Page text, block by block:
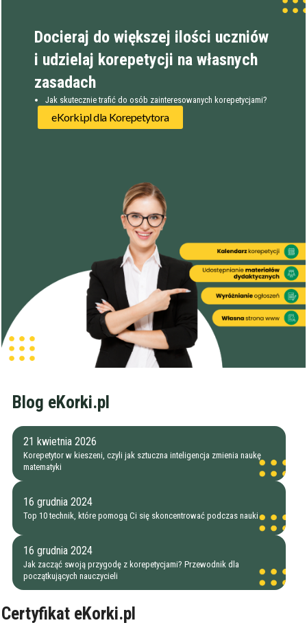
Filtry
Moja lokalizacja
darmowa lekcja próbna
kalendarz korepetycji
prace pisemne (pomoc)
Zakres nauczania
Nauczanie przedszkolne
Szkoła podstawowa
Liceum
Przygotowania do matury
Studia
Dorośli
Miejsce korepetycji
u korepetytora
Wykształcenie
korepetytora
Doświadczenie
Wiek korepetytora
Docieraj do większej ilości uczniów
i udzielaj korepetycji na własnych
zasadach
Jak skutecznie trafić do osób zainteresowanych korepetycjami?
eKorki.pl dla Korepetytora
Blog eKorki.pl
21 kwietnia 2026
Korepetytor w kieszeni, czyli jak sztuczna inteligencja zmienia naukę
matematyki
16 grudnia 2024
Top 10 technik, które pomogą Ci się skoncentrować podczas nauki
16 grudnia 2024
Jak zacząć swoją przygodę z korepetycjami? Przewodnik dla
początkujących nauczycieli
Certyfikat eKorki.pl